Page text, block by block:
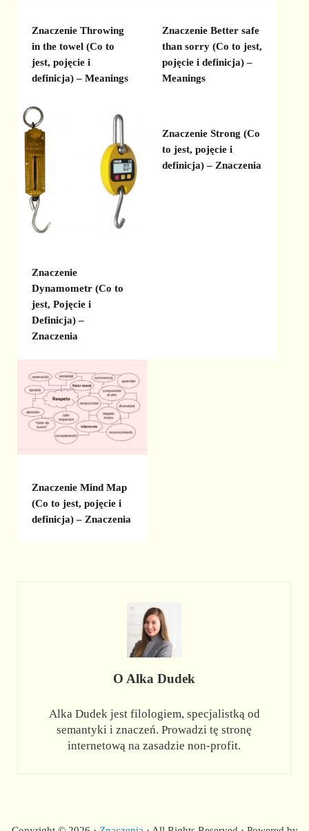
Znaczenie Throwing
in the towel (Co to
jest, pojęcie i
definicja) – Meanings
Znaczenie Better safe
than sorry (Co to jest,
pojęcie i definicja) –
Meanings
Znaczenie
Dynamometr (Co to
jest, Pojęcie i
Definicja) –
Znaczenia
Znaczenie Strong (Co
to jest, pojęcie i
definicja) – Znaczenia
Znaczenie Mind Map
(Co to jest, pojęcie i
definicja) – Znaczenia
O Alka Dudek
Alka Dudek jest filologiem, specjalistką od
semantyki i znaczeń. Prowadzi tę stronę
internetową na zasadzie non-profit.